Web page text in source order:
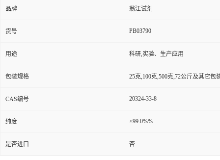
品牌 翁江试剂
货号 PB03790
用途 科研,实验、生产应用
包装规格 25克,100克,500克,72公斤及其它包
CAS编号 20324-33-8
纯度 ≥99.0%%
是否进口 否